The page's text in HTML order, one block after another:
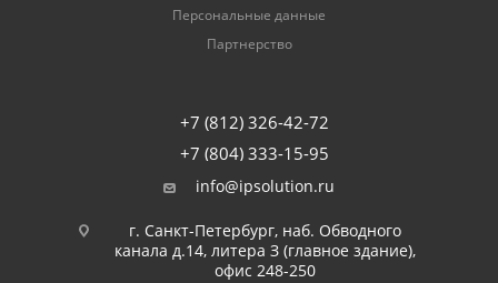
Персональные данные
Партнерство
+7 (812) 326-42-72
+7 (804) 333-15-95
info@ipsolution.ru
г. Санкт-Петербург, наб. Обводного
канала д.14, литера З (главное здание),
офис 248-250